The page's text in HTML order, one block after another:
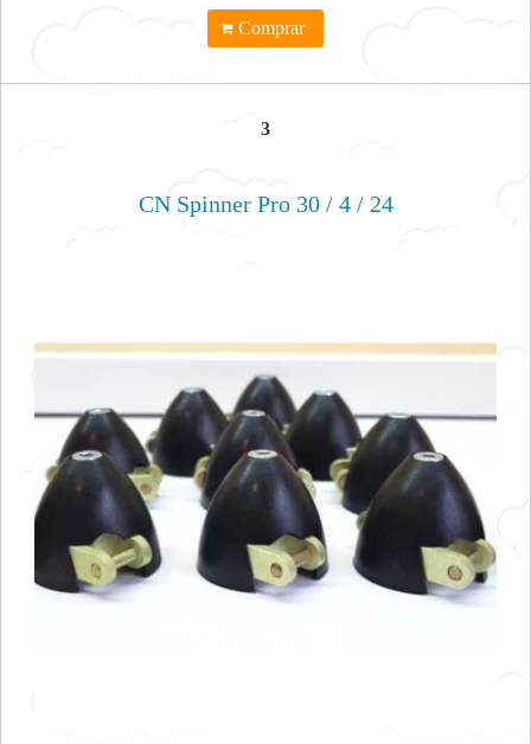
Comprar
3
CN Spinner Pro 30 / 4 / 24